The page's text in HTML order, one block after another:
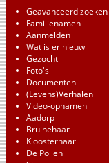
Geavanceerd zoeken
Familienamen
Aanmelden
Wat is er nieuw
Gezocht
Foto's
Documenten
(Levens)Verhalen
Video-opnamen
Aadorp
Bruinehaar
Kloosterhaar
De Pollen